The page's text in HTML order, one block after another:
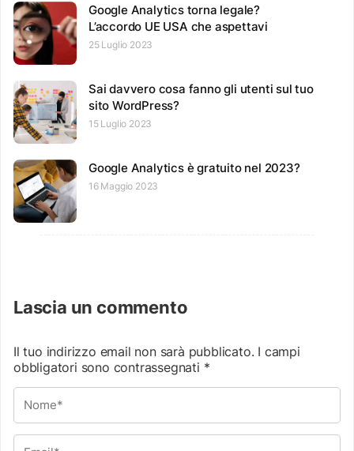
Google Analytics torna legale?
L’accordo UE USA che aspettavi
25 Luglio 2023
Sai davvero cosa fanno gli utenti sul tuo
sito WordPress?
15 Luglio 2023
Google Analytics è gratuito nel 2023?
16 Maggio 2023
Lascia un commento
Il tuo indirizzo email non sarà pubblicato. I campi
obbligatori sono contrassegnati *